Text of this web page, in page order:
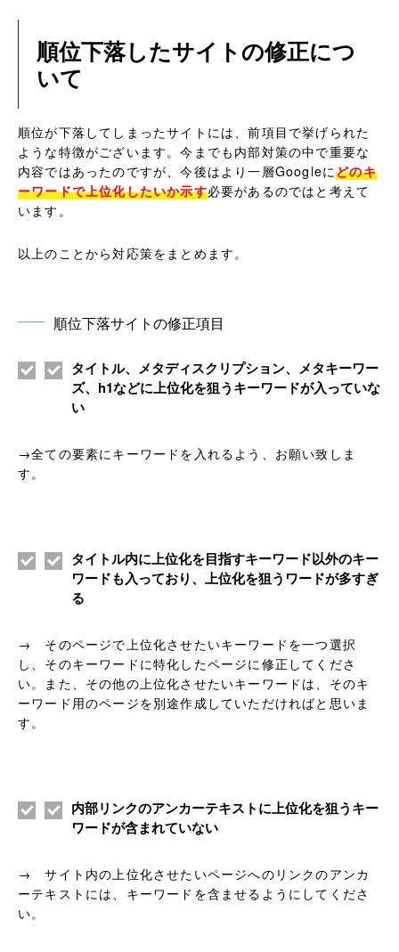
順位下落したサイトの修正につ
いて
順位が下落してしまったサイトには、前項目で挙げられた
ような特徴がございます。今までも内部対策の中で重要な
内容ではあったのですが、今後はより一層Googleにどのキ
ーワードで上位化したいか示す必要があるのではと考えて
います。
以上のことから対応策をまとめます。
順位下落サイトの修正項目
タイトル、メタディスクリプション、メタキーワー
ズ、h1などに上位化を狙うキーワードが入っていな
い
→全ての要素にキーワードを入れるよう、お願い致しま
す。
タイトル内に上位化を目指すキーワード以外のキー
ワードも入っており、上位化を狙うワードが多すぎ
る
→ そのページで上位化させたいキーワードを一つ選択
し、そのキーワードに特化したページに修正してくださ
い。また、その他の上位化させたいキーワードは、そのキ
ーワード用のページを別途作成していただければと思いま
す。
内部リンクのアンカーテキストに上位化を狙うキー
ワードが含まれていない
→ サイト内の上位化させたいページへのリンクのアンカ
ーテキストには、キーワードを含ませるようにしてくださ
い。